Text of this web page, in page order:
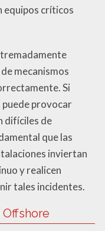
equipos críticos
mecanismos
Si
puede provocar
difíciles de
que las
inviertan
y realicen
tales incidentes.